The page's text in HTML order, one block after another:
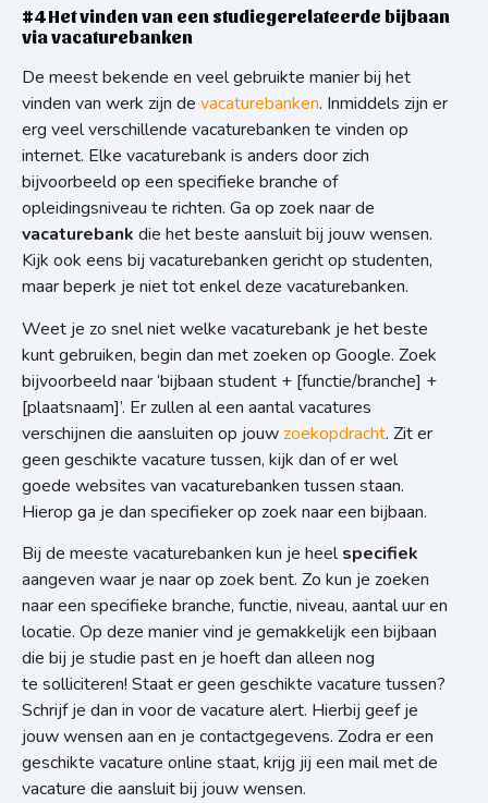
#4 Het vinden van een studiegerelateerde bijbaan
via vacaturebanken
De meest bekende en veel gebruikte manier bij het
vinden van werk zijn de vacaturebanken. Inmiddels zijn er
erg veel verschillende vacaturebanken te vinden op
internet. Elke vacaturebank is anders door zich
bijvoorbeeld op een specifieke branche of
opleidingsniveau te richten. Ga op zoek naar de
vacaturebank die het beste aansluit bij jouw wensen.
Kijk ook eens bij vacaturebanken gericht op studenten,
maar beperk je niet tot enkel deze vacaturebanken.
Weet je zo snel niet welke vacaturebank je het beste
kunt gebruiken, begin dan met zoeken op Google. Zoek
bijvoorbeeld naar ‘bijbaan student + [functie/branche] +
[plaatsnaam]’. Er zullen al een aantal vacatures
verschijnen die aansluiten op jouwzoekopdracht. Zit er
geen geschikte vacature tussen, kijk dan of er wel
goede websites van vacaturebanken tussen staan.
Hierop ga je dan specifieker op zoek naar een bijbaan.
Bij de meeste vacaturebanken kun je heelspecifiek
aangeven waar je naar op zoek bent. Zo kun je zoeken
naar een specifieke branche, functie, niveau, aantal uur en
locatie. Op deze manier vind je gemakkelijk een bijbaan
die bij je studie past en je hoeft dan alleen nog
te solliciteren! Staat er geen geschikte vacature tussen?
Schrijf je dan in voor de vacature alert. Hierbij geef je
jouw wensen aan en je contactgegevens. Zodra er een
geschikte vacature online staat, krijg jij een mail met de
vacature die aansluit bij jouw wensen.